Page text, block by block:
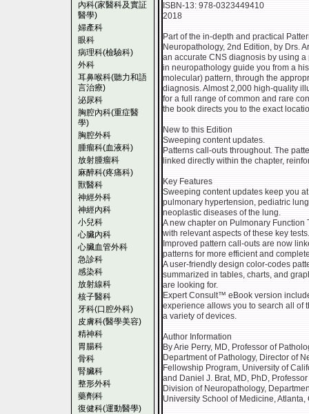
內科(家醫科及實証
醫學)
婦產科
眼科
病理科(檢驗科)
外科
耳鼻喉科(聽力和語
言治療)
泌尿科
胸腔內科(重症醫
學)
胸腔外科
腫瘤科(血液科)
放射腫瘤科
麻醉科(疼痛科)
獸醫科
神經外科
神經內科
小兒科
心臟內科
心臟血管外科
急診科
感染科
放射線科
核子醫科
牙科(口腔外科)
皮膚科(醫學美容)
精神科
胃腸科
骨科
腎臟科
整形外科
藥劑科
復健科(運動醫學)
ISBN-13: 978-0323449410
2018
Part of the in-depth and practical
Neuropathology, 2nd Edition, by Drs.
an accurate CNS diagnosis by using
in neuropathology guide you from a
molecular) pattern, through the
diagnosis. Almost 2,000 high-quality
for a full range of common and rare
the book directs you to the exact
New to this Edition
Sweeping content updates.
Patterns call-outs throughout. The
linked directly within the chapter,
Key Features
Sweeping content updates keep you
pulmonary hypertension, pediatric
neoplastic diseases of the lung.
A new chapter on Pulmonary
with relevant aspects of these key tests.
Improved pattern call-outs are now
patterns for more efficient and
A user-friendly design color-codes
summarized in tables, charts, and
are looking for.
Expert Consult™ eBook version
experience allows you to search all of
a variety of devices.
Author Information
By Arie Perry, MD, Professor of
Department of Pathology, Director of
Fellowship Program, University of
and Daniel J. Brat, MD, PhD,
Division of Neuropathology,
University School of Medicine, Atlanta,